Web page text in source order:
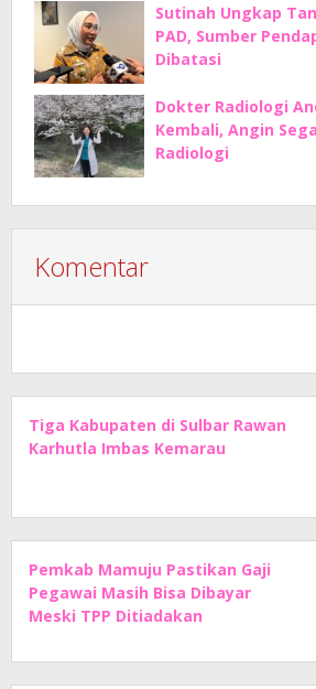
Sutinah Ungkap
PAD, Sumber
Dibatasi
Dokter Radiologi
Kembali, Angin
Radiologi
Komentar
Tiga Kabupaten di Sulbar Rawan
Karhutla Imbas Kemarau
Pemkab Mamuju Pastikan Gaji
Pegawai Masih Bisa Dibayar
Meski TPP Ditiadakan